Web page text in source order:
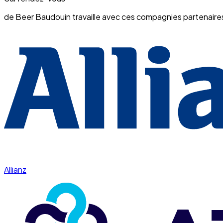
de Beer Baudouin travaille avec ces compagnies
Allianz